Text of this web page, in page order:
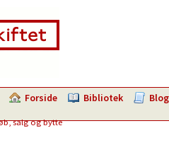
Forside Bibliotek Blog
salg og bytte